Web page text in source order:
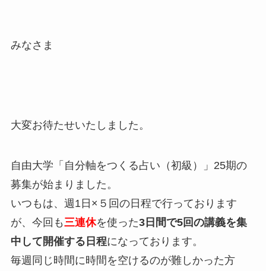
みなさま
大変お待たせいたしました。
自由大学「自分軸をつくる占い（初級）」25期の
募集が始まりました。
いつもは、週1日×５回の日程で行っております
が、今回も三連休を使った3日間で5回の講義を集
中して開催する日程になっております。
毎週同じ時間に時間を空けるのが難しかった方